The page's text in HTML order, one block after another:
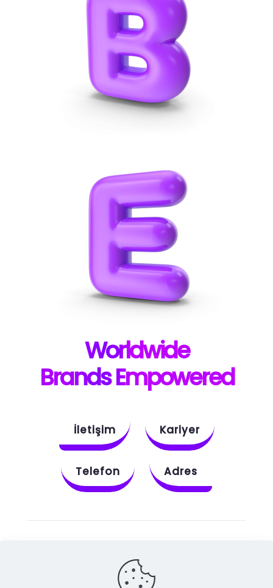
Worldwide
Brands Empowered
İletişim Kariyer
Telefon Adres
Behance